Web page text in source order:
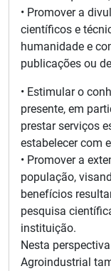
• Promover a
científicos e
humanidade e
publicações ou
• Estimular o
presente, em
prestar serviços
estabelecer com
• Promover a
população,
benefícios
pesquisa
instituição.
Nesta
Agroindustrial